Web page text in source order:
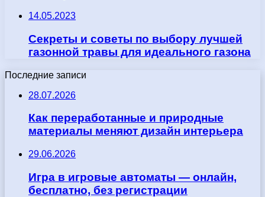
14.05.2023
Секреты и советы по выбору лучшей
газонной травы для идеального газона
Последние записи
28.07.2026
Как переработанные и природные
материалы меняют дизайн интерьера
29.06.2026
Игра в игровые автоматы — онлайн,
бесплатно, без регистрации